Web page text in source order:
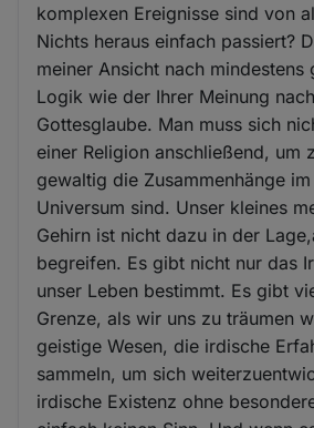
komplexen Ereignisse sind von
Nichts heraus einfach passiert?
meiner Ansicht nach mindestens
Logik wie der Ihrer Meinung
Gottesglaube. Man muss sich
einer Religion anschließend, um
gewaltig die Zusammenhänge
Universum sind. Unser kleines
Gehirn ist nicht dazu in der
begreifen. Es gibt nicht nur das
unser Leben bestimmt. Es gibt
Grenze, als wir uns zu träumen
geistige Wesen, die irdische
sammeln, um sich
irdische Existenz ohne